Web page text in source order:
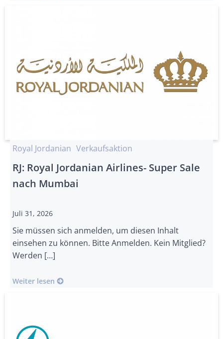
Royal Jordanian Verkaufsaktion
RJ: Royal Jordanian Airlines- Super Sale
nach Mumbai
Juli 31, 2026
Sie müssen sich anmelden, um diesen Inhalt
einsehen zu können. Bitte Anmelden. Kein Mitglied?
Werden […]
Weiter lesen